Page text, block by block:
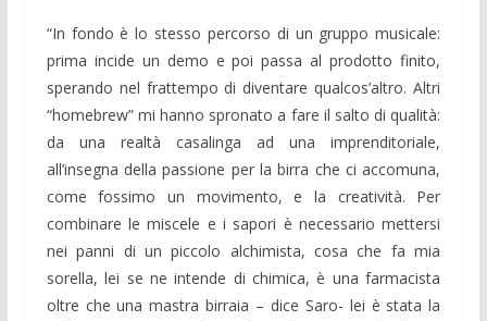
“In fondo è lo stesso percorso di un gruppo musicale:
prima incide un demo e poi passa al prodotto finito,
sperando nel frattempo di diventare qualcos’altro. Altri
“homebrew” mi hanno spronato a fare il salto di qualità:
da una realtà casalinga ad una imprenditoriale,
all’insegna della passione per la birra che ci accomuna,
come fossimo un movimento, e la creatività. Per
combinare le miscele e i sapori è necessario mettersi
nei panni di un piccolo alchimista, cosa che fa mia
sorella, lei se ne intende di chimica, è una farmacista
oltre che una mastra birraia – dice Saro- lei è stata la